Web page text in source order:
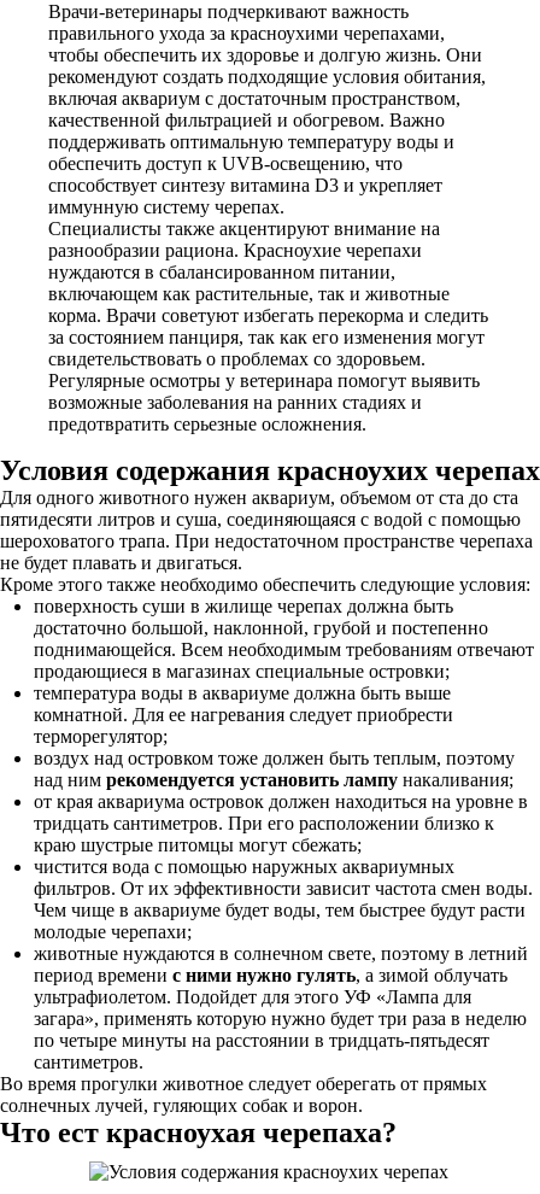
Врачи-ветеринары подчеркивают важность
правильного ухода за красноухими черепахами,
чтобы обеспечить их здоровье и долгую жизнь. Они
рекомендуют создать подходящие условия обитания,
включая аквариум с достаточным пространством,
качественной фильтрацией и обогревом. Важно
поддерживать оптимальную температуру воды и
обеспечить доступ к UVB-освещению, что
способствует синтезу витамина D3 и укрепляет
иммунную систему черепах.
Специалисты также акцентируют внимание на
разнообразии рациона. Красноухие черепахи
нуждаются в сбалансированном питании,
включающем как растительные, так и животные
корма. Врачи советуют избегать перекорма и следить
за состоянием панциря, так как его изменения могут
свидетельствовать о проблемах со здоровьем.
Регулярные осмотры у ветеринара помогут выявить
возможные заболевания на ранних стадиях и
предотвратить серьезные осложнения.
Условия содержания красноухих черепах
Для одного животного нужен аквариум, объемом от ста до ста
пятидесяти литров и суша, соединяющаяся с водой с помощью
шероховатого трапа. При недостаточном пространстве черепаха
не будет плавать и двигаться.
Кроме этого также необходимо обеспечить следующие условия:
поверхность суши в жилище черепах должна быть
достаточно большой, наклонной, грубой и постепенно
поднимающейся. Всем необходимым требованиям отвечают
продающиеся в магазинах специальные островки;
температура воды в аквариуме должна быть выше
комнатной. Для ее нагревания следует приобрести
терморегулятор;
воздух над островком тоже должен быть теплым, поэтому
над ним рекомендуется установить лампу накаливания;
от края аквариума островок должен находиться на уровне в
тридцать сантиметров. При его расположении близко к
краю шустрые питомцы могут сбежать;
чистится вода с помощью наружных аквариумных
фильтров. От их эффективности зависит частота смен воды.
Чем чище в аквариуме будет воды, тем быстрее будут расти
молодые черепахи;
животные нуждаются в солнечном свете, поэтому в летний
период времени с ними нужно гулять, а зимой облучать
ультрафиолетом. Подойдет для этого УФ «Лампа для
загара», применять которую нужно будет три раза в неделю
по четыре минуты на расстоянии в тридцать-пятьдесят
сантиметров.
Во время прогулки животное следует оберегать от прямых
солнечных лучей, гуляющих собак и ворон.
Что ест красноухая черепаха?